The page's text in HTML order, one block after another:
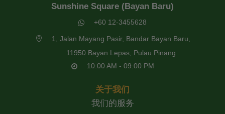
Sunshine Square (Bayan Baru)
+60 12-3455628
1, Jalan Mayang Pasir, Bandar Bayan Baru,
11950 Bayan Lepas, Pulau Pinang
10:00 AM - 09:00 PM
关于我们
我们的服务